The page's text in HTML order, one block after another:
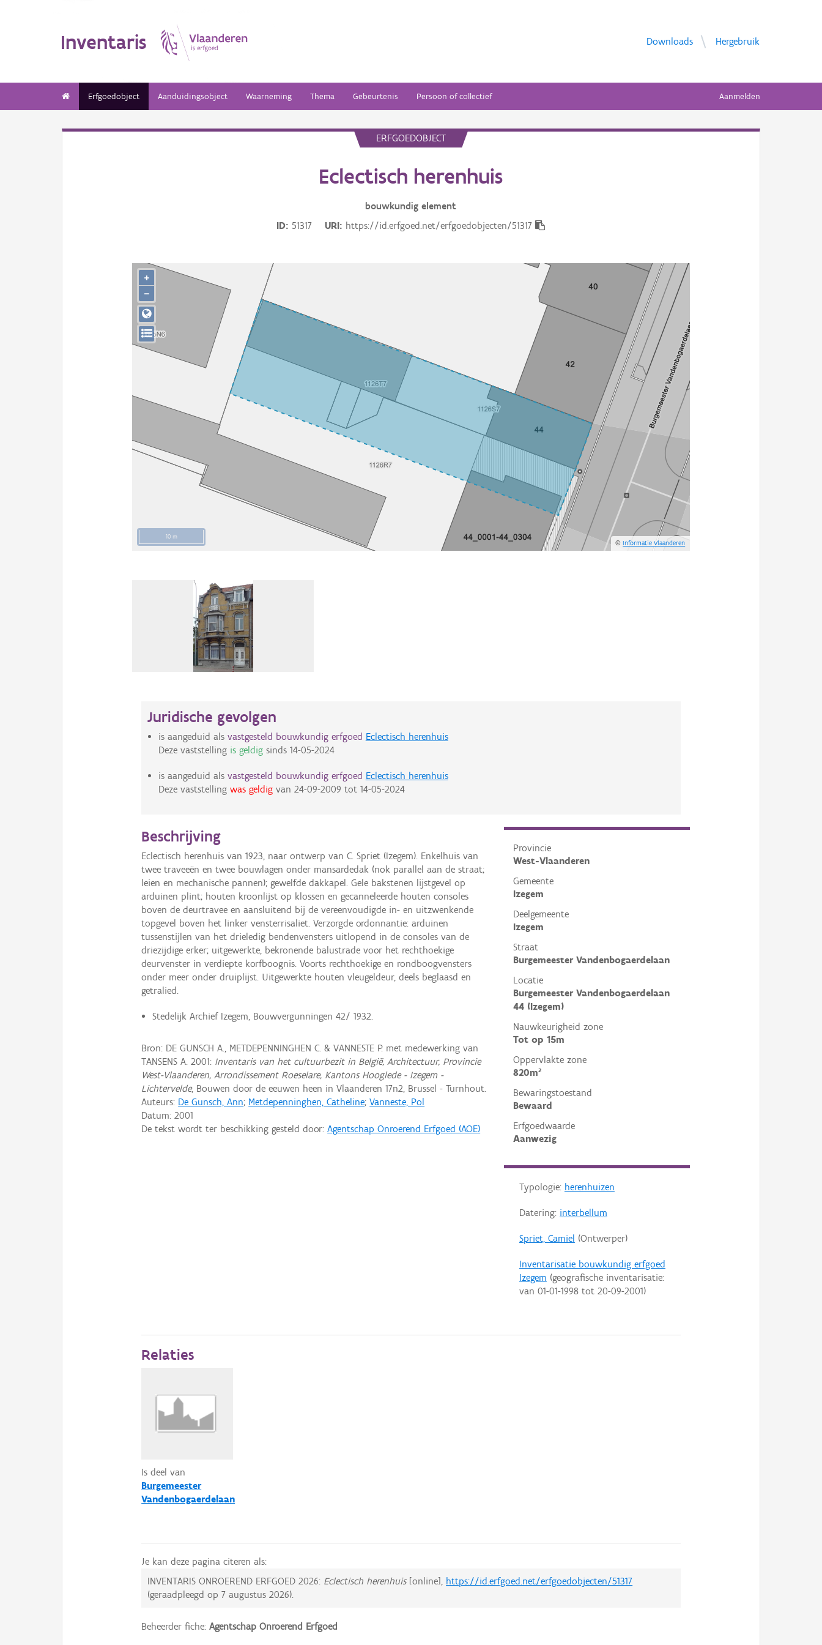
Inventaris Downloads Hergebruik
Erfgoedobject Aanduidingsobject Waarneming Thema Gebeurtenis Persoon of collectief Aanmelden
ERFGOEDOBJECT
Eclectisch herenhuis
bouwkundig element
ID
51317 URI https://id.erfgoed.net/erfgoedobjecten/51317
10 m
©Informatie Vlaanderen
+
−
Juridische gevolgen
is aangeduid als vastgesteld bouwkundig erfgoed Eclectisch herenhuis
Deze vaststelling is geldigsinds 14-05-2024
is aangeduid als vastgesteld bouwkundig erfgoed Eclectisch herenhuis
Deze vaststelling was geldigvan 24-09-2009 tot 14-05-2024
Provincie
West-Vlaanderen
Gemeente
Izegem
Deelgemeente
Izegem
Straat
Burgemeester Vandenbogaerdelaan
Locatie
Burgemeester Vandenbogaerdelaan
44 (Izegem)
Nauwkeurigheid zone
Tot op 15m
Oppervlakte zone
820m²
Bewaringstoestand
Bewaard
Erfgoedwaarde
Aanwezig
Typologie: herenhuizen
Datering: interbellum
Spriet, Camiel (Ontwerper)
Inventarisatie bouwkundig erfgoed
Izegem (geografische inventarisatie:
van 01-01-1998tot 20-09-2001)
Beschrijving
Eclectisch herenhuis van 1923, naar ontwerp van C. Spriet (Izegem). Enkelhuis van
twee traveeën en twee bouwlagen onder mansardedak (nok parallel aan de straat;
leien en mechanische pannen); gewelfde dakkapel. Gele bakstenen lijstgevel op
arduinen plint; houten kroonlijst op klossen en gecanneleerde houten consoles
boven de deurtravee en aansluitend bij de vereenvoudigde in- en uitzwenkende
topgevel boven het linker vensterrisaliet. Verzorgde ordonnantie: arduinen
tussenstijlen van het drieledig bendenvensters uitlopend in de consoles van de
driezijdige erker; uitgewerkte, bekronende balustrade voor het rechthoekige
deurvenster in verdiepte korfboognis. Voorts rechthoekige en rondboogvensters
onder meer onder druiplijst. Uitgewerkte houten vleugeldeur, deels beglaasd en
getralied.
Stedelijk Archief Izegem, Bouwvergunningen 42/ 1932.
Bron: DE GUNSCH A., METDEPENNINGHEN C. & VANNESTE P. met medewerking van
TANSENS A. 2001: Inventaris van het cultuurbezit in België, Architectuur, Provincie
West-Vlaanderen, Arrondissement Roeselare, Kantons Hooglede - Izegem -
Lichtervelde, Bouwen door de eeuwen heen in Vlaanderen 17n2, Brussel - Turnhout.
Auteurs: De Gunsch, Ann; Metdepenninghen, Catheline;Vanneste, Pol
Datum:2001
De tekst wordt ter beschikking gesteld door:Agentschap Onroerend Erfgoed (AOE)
Relaties
Is deel van
Burgemeester
Vandenbogaerdelaan
Je kan deze pagina citeren als:
INVENTARIS ONROEREND ERFGOED 2026: Eclectisch herenhuis[online], https://id.erfgoed.net/erfgoedobjecten/51317
(geraadpleegd op7 augustus 2026).
Beheerder fiche:Agentschap Onroerend Erfgoed